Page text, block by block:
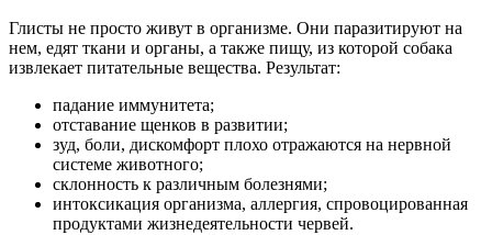
Глисты не просто живут в организме. Они паразитируют на
нем, едят ткани и органы, а также пищу, из которой собака
извлекает питательные вещества. Результат:
падание иммунитета;
отставание щенков в развитии;
зуд, боли, дискомфорт плохо отражаются на нервной
системе животного;
склонность к различным болезнями;
интоксикация организма, аллергия, спровоцированная
продуктами жизнедеятельности червей.